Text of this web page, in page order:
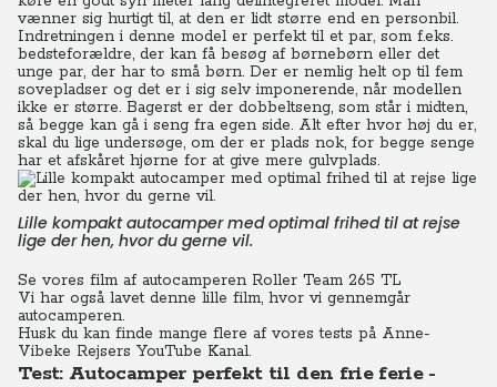
vænner sig hurtigt til, at den er lidt større end en personbil.
Indretningen i denne model er perfekt til et par, som f.eks.
bedsteforældre, der kan få besøg af børnebørn eller det
unge par, der har to små børn. Der er nemlig helt op til fem
sovepladser og det er i sig selv imponerende, når modellen
ikke er større. Bagerst er der dobbeltseng, som står i midten,
så begge kan gå i seng fra egen side. Alt efter hvor høj du er,
skal du lige undersøge, om der er plads nok, for begge senge
har et afskåret hjørne for at give mere gulvplads.
Lille kompakt autocamper med optimal frihed til at rejse
lige der hen, hvor du gerne vil.
Se vores film af autocamperen Roller Team 265 TL
Vi har også lavet denne lille film, hvor vi gennemgår
autocamperen.
Husk du kan finde mange flere af vores tests på Anne-
Vibeke Rejsers YouTube Kanal.
Test: Autocamper perfekt til den frie ferie -